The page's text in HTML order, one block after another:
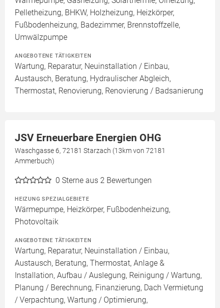
Pelletheizung, BHKW, Holzheizung, Heizkörper,
Fußbodenheizung, Badezimmer, Brennstoffzelle,
Umwälzpumpe
ANGEBOTENE TÄTIGKEITEN
Wartung, Reparatur, Neuinstallation / Einbau,
Austausch, Beratung, Hydraulischer Abgleich,
Thermostat, Renovierung, Renovierung / Badsanierung
JSV Erneuerbare Energien OHG
Waschgasse 6, 72181 Starzach (13km von 72181
Ammerbuch)
0 Sterne aus 2 Bewertungen
HEIZUNG SPEZIALGEBIETE
Wärmepumpe, Heizkörper, Fußbodenheizung,
Photovoltaik
ANGEBOTENE TÄTIGKEITEN
Wartung, Reparatur, Neuinstallation / Einbau,
Austausch, Beratung, Thermostat, Anlage &
Installation, Aufbau / Auslegung, Reinigung / Wartung,
Planung / Berechnung, Finanzierung, Dach Vermietung
/ Verpachtung, Wartung / Optimierung,